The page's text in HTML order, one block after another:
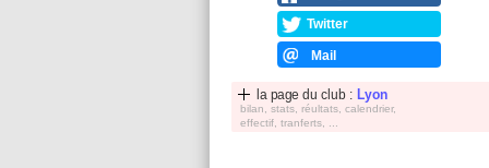
Twitter
Mail
la page du club : Lyon
bilan, stats, réultats, calendrier,
effectif, tranferts, ...